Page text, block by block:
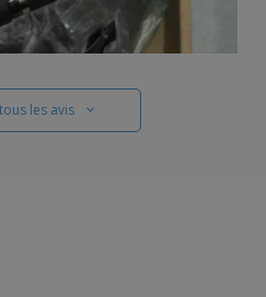
les avis